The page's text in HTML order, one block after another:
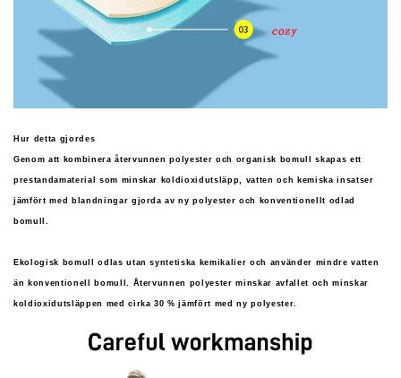
Hur detta gjordes
Genom att kombinera återvunnen polyester och organisk bomull skapas ett
prestandamaterial som minskar koldioxidutsläpp, vatten och kemiska insatser
jämfört med blandningar gjorda av ny polyester och konventionellt odlad
bomull.
Ekologisk bomull odlas utan syntetiska kemikalier och använder mindre vatten
än konventionell bomull. Återvunnen polyester minskar avfallet och minskar
koldioxidutsläppen med cirka 30 % jämfört med ny polyester.